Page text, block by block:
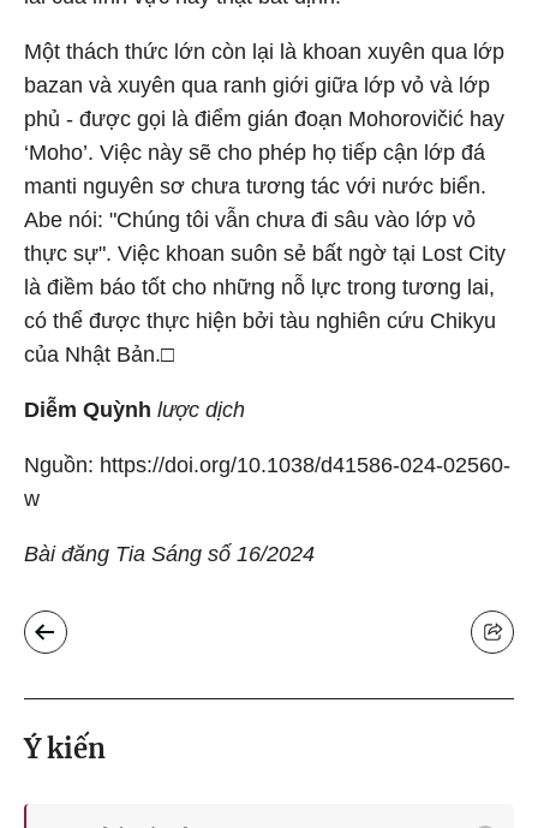
Một thách thức lớn còn lại là khoan xuyên qua lớp
bazan và xuyên qua ranh giới giữa lớp vỏ và lớp
phủ - được gọi là điểm gián đoạn Mohorovičić hay
‘Moho’. Việc này sẽ cho phép họ tiếp cận lớp đá
manti nguyên sơ chưa tương tác với nước biển.
Abe nói: "Chúng tôi vẫn chưa đi sâu vào lớp vỏ
thực sự". Việc khoan suôn sẻ bất ngờ tại Lost City
là điềm báo tốt cho những nỗ lực trong tương lai,
có thể được thực hiện bởi tàu nghiên cứu Chikyu
của Nhật Bản.□
Diễm Quỳnh lược dịch
Nguồn: https://doi.org/10.1038/d41586-024-02560-
w
Bài đăng Tia Sáng số 16/2024
Ý kiến